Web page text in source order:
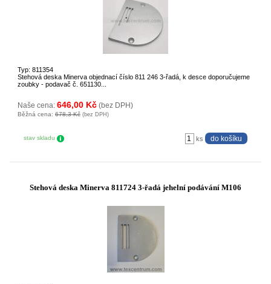
Typ: 811354
Stehová deska Minerva objednací číslo 811 246 3-řadá, k desce doporučujeme
zoubky - podavač č. 651130...
Naše cena: 646,00 Kč (bez DPH)
Běžná cena: 678,3 Kč (bez DPH)
stav skladu ks
Stehová deska Minerva 811724 3-řadá jehelní podávání M106